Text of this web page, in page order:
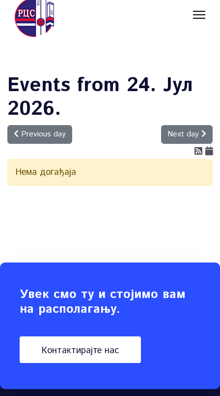
Events from 24. Јул
2026.
Previous day Next day
Нема догађаја
Увек смо ту и стојимо вам
на располагању.
контактирајте нас